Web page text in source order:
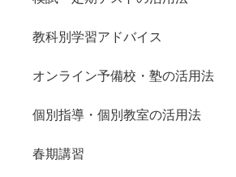
教科別学習アドバイス
オンライン予備校・塾の活用法
個別指導・個別教室の活用法
春期講習